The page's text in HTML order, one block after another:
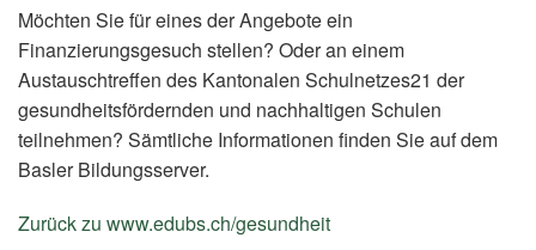
Möchten Sie für eines der Angebote ein
Finanzierungsgesuch stellen? Oder an einem
Austauschtreffen des Kantonalen Schulnetzes21 der
gesundheitsfördernden und nachhaltigen Schulen
teilnehmen? Sämtliche Informationen finden Sie auf dem
Basler Bildungsserver.
Zurück zu www.edubs.ch/gesundheit